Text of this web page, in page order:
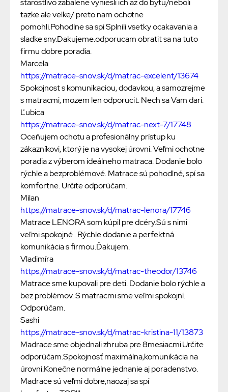
tazke ale velke/ preto nam ochotne
pomohli.Pohodlne sa spi Splnili vsetky ocakavania a
sladke sny.Dakujeme.odporucam obratit sa na tuto
firmu dobre poradia.
Marcela
https://matrace-snov.sk/d/matrac-excelent/13674
Spokojnost s komunikaciou, dodavkou, a samozrejme
s matracmi, mozem len odporucit. Nech sa Vam dari.
Ľubica
https://matrace-snov.sk/d/matrac-next-7/17748
Oceňujem ochotu a profesionálny prístup ku
zákazníkovi, ktorý je na vysokej úrovni. Veľmi ochotne
poradia z výberom ideálneho matraca. Dodanie bolo
rýchle a bezproblémové. Matrace sú pohodlné, spí sa
komfortne. Určite odporúčam.
Milan
https://matrace-snov.sk/d/matrac-lenora/17746
Matrace LENORA som kúpil pre dcéry.Sú s nimi
veľmi spokojné . Rýchle dodanie a perfektná
komunikácia s firmou.Ďakujem.
Vladimíra
https://matrace-snov.sk/d/matrac-theodor/13746
Matrace sme kupovali pre deti. Dodanie bolo rýchle a
bez problémov. S matracmi sme veľmi spokojní.
Odporúčam.
Sashi
https://matrace-snov.sk/d/matrac-kristina-11/13873
Madrace sme objednali zhruba pre 8mesiacmi.Určite
odporúčam.Spokojnosť maximálna,komunikácia na
úrovni.Konečne normálne jednanie aj poradenstvo.
Madrace sú veľmi dobre,naozaj sa spí